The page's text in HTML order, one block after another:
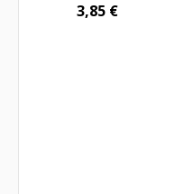
3,85 €